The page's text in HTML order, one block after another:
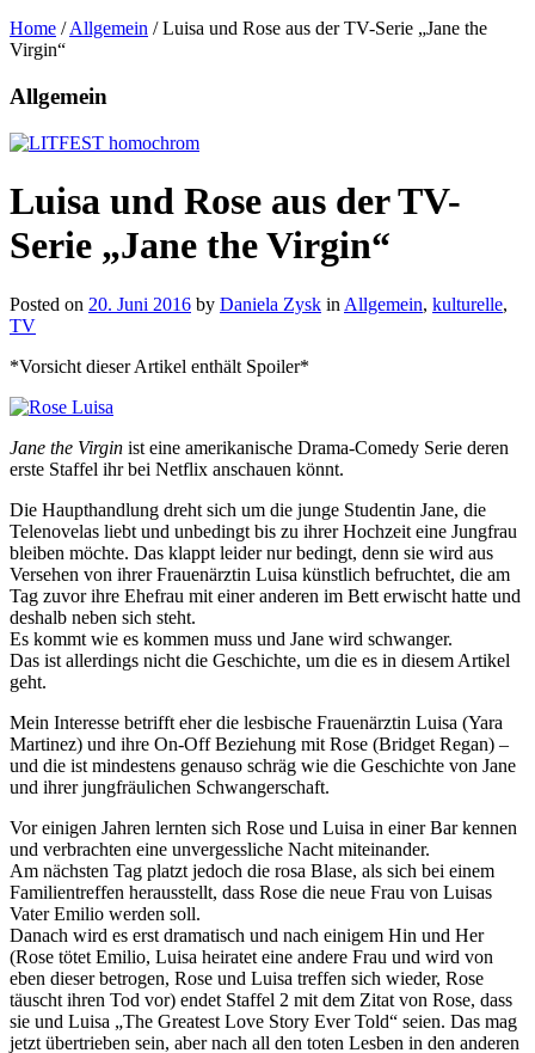
Home /Allgemein /Luisa und Rose aus der TV-Serie „Jane the
Virgin“
Allgemein
Luisa und Rose aus der TV-
Serie „Jane the Virgin“
Posted on 20. Juni 2016 by Daniela Zysk in Allgemein, kulturelle,
TV
*Vorsicht dieser Artikel enthält Spoiler*
Jane the Virgin ist eine amerikanische Drama-Comedy Serie deren
erste Staffel ihr bei Netflix anschauen könnt.
Die Haupthandlung dreht sich um die junge Studentin Jane, die
Telenovelas liebt und unbedingt bis zu ihrer Hochzeit eine Jungfrau
bleiben möchte. Das klappt leider nur bedingt, denn sie wird aus
Versehen von ihrer Frauenärztin Luisa künstlich befruchtet, die am
Tag zuvor ihre Ehefrau mit einer anderen im Bett erwischt hatte und
deshalb neben sich steht.
Es kommt wie es kommen muss und Jane wird schwanger.
Das ist allerdings nicht die Geschichte, um die es in diesem Artikel
geht.
Mein Interesse betrifft eher die lesbische Frauenärztin Luisa (Yara
Martinez) und ihre On-Off Beziehung mit Rose (Bridget Regan) –
und die ist mindestens genauso schräg wie die Geschichte von Jane
und ihrer jungfräulichen Schwangerschaft.
Vor einigen Jahren lernten sich Rose und Luisa in einer Bar kennen
und verbrachten eine unvergessliche Nacht miteinander.
Am nächsten Tag platzt jedoch die rosa Blase, als sich bei einem
Familientreffen herausstellt, dass Rose die neue Frau von Luisas
Vater Emilio werden soll.
Danach wird es erst dramatisch und nach einigem Hin und Her
(Rose tötet Emilio, Luisa heiratet eine andere Frau und wird von
eben dieser betrogen, Rose und Luisa treffen sich wieder, Rose
täuscht ihren Tod vor) endet Staffel 2 mit dem Zitat von Rose, dass
sie und Luisa „The Greatest Love Story Ever Told“ seien. Das mag
jetzt übertrieben sein, aber nach all den toten Lesben in den anderen